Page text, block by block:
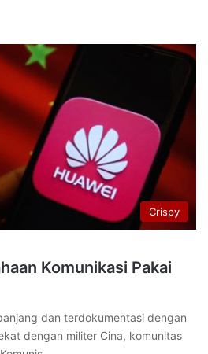
Crispy
Komunikasi Pakai
dan terdokumentasi dengan
dengan militer Cina, komunitas